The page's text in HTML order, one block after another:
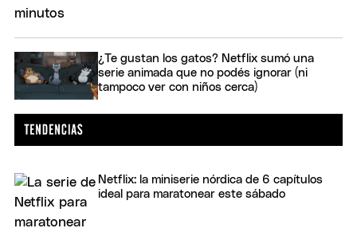
¿Te gustan los gatos? Netflix sumó una
serie animada que no podés ignorar (ni
tampoco ver con niños cerca)
Netflix: la miniserie nórdica de 6 capítulos
ideal para maratonear este sábado